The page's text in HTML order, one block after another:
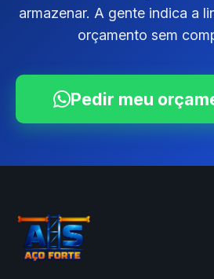
armazenar. A gente indica a
orçamento sem
Pedir meu